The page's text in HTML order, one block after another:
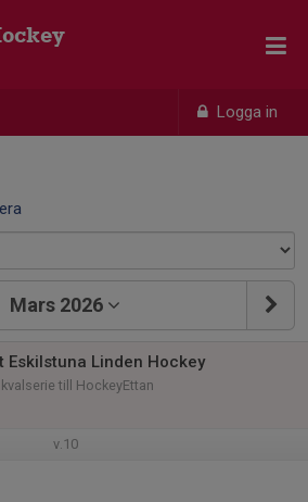
Logga in
Mars 2026
Eskilstuna Linden Hockey
till HockeyEttan
v.10